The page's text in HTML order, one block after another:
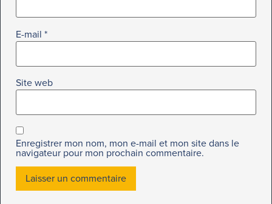
E-mail *
Site web
Enregistrer mon nom, mon e-mail et mon site dans le
navigateur pour mon prochain commentaire.